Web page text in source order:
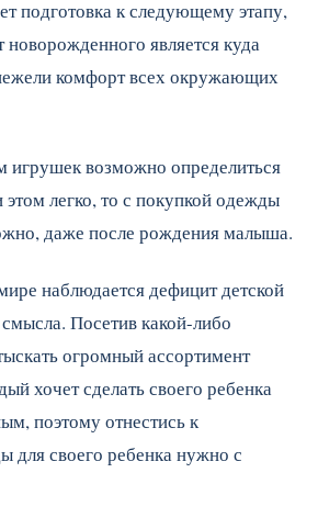
подготовка к следующему этапу,
является куда
комфорт всех окружающих
игрушек возможно определиться
легко, то с покупкой одежды
даже после рождения малыша.
наблюдается дефицит детской
Посетив какой-либо
огромный ассортимент
хочет сделать своего ребенка
поэтому отнестись к
для своего ребенка нужно с